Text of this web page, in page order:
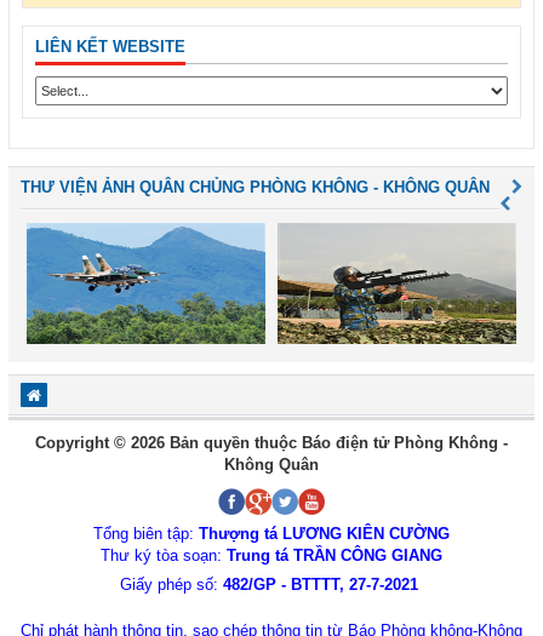
LIÊN KẾT WEBSITE
THƯ VIỆN ẢNH QUÂN CHỦNG PHÒNG KHÔNG - KHÔNG QUÂN
Copyright © 2026 Bản quyền thuộc Báo điện tử Phòng Không -
Không Quân
Tổng biên tập: Thượng tá LƯƠNG KIÊN CƯỜNG
Thư ký tòa soạn: Trung tá TRẦN CÔNG GIANG
Giấy phép số: 482/GP - BTTTT, 27-7-2021
Chỉ phát hành thông tin, sao chép thông tin từ Báo Phòng không-Không